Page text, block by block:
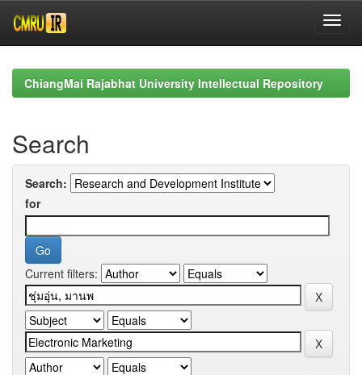
navigationChiangMai Rajabhat University Intellectual Repository
Search
Search:
for
Current filters: